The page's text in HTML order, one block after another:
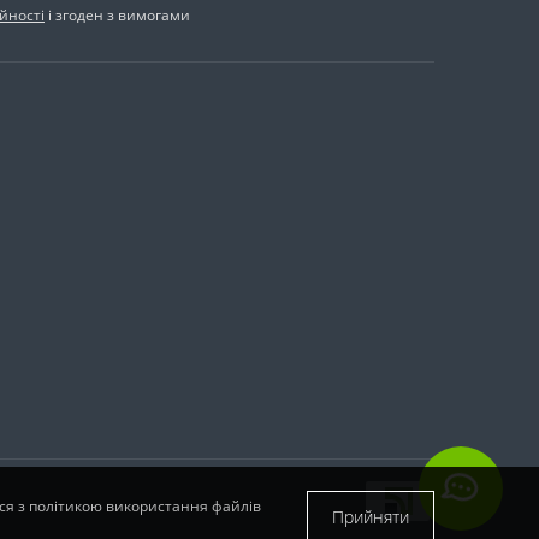
і згоден з вимогами
з політикою використання файлів
Прийняти